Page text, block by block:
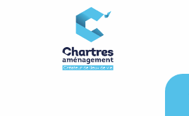
Panneau de gestion des cookies